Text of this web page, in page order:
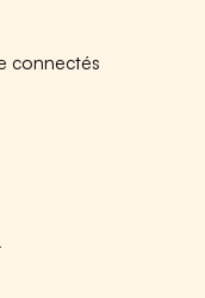
connectés